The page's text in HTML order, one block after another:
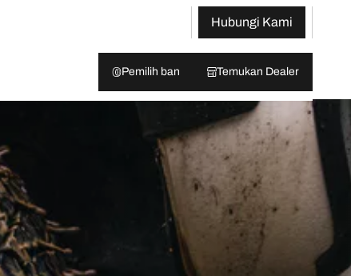
Hubungi Kami
Pemilih ban Temukan Dealer